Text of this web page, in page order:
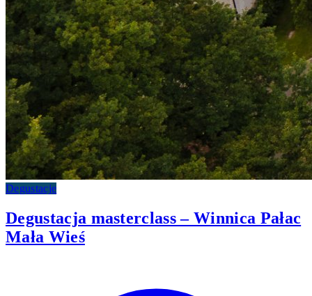
Degustacje
Degustacja masterclass – Winnica Pałac
Mała Wieś